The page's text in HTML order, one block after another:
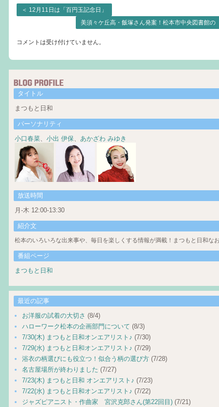
＜ 12月11日は「百円玉記念日」
美須々ケ丘高・飯塚さん発案！松本市中央図書館の
コメントは受け付けていません。
タイトル
まつもと日和
パーソナリティ
小口春菜
小出 伊保 あかざわ みゆき
放送時間
月-木 12:00-13:30
紹介文
松本のいろいろな出来事や、毎日を楽しくする情報が満載！まつもと日和な
番組ページ
まつもと日和
最近の記事
お洋服の試着の大切さ (8/4)
ハローワーク松本の企画部門について (8/3)
7/30(木) まつもと日和オンエアリスト♪ (7/30)
7/29(水) まつもと日和オンエアリスト♪ (7/29)
浴衣の柄選びにも役立つ！似合う柄の選び方 (7/28)
名古屋場所が終わりました (7/27)
7/23(木) まつもと日和 オンエアリスト♪ (7/23)
7/22(水) まつもと日和オンエアリスト♪ (7/22)
ジャズピアニスト・作曲家 宮沢克郎さん(第22回目) (7/21)